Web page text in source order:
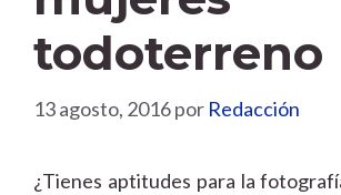
todoterreno
13 agosto, 2016por Redacción
¿Tienes aptitudes para la